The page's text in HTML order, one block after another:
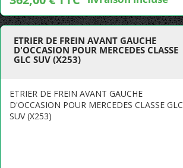
ETRIER DE FREIN AVANT GAUCHE
D'OCCASION POUR MERCEDES CLASSE
GLC SUV (X253)
ETRIER DE FREIN AVANT GAUCHE
D'OCCASION POUR MERCEDES CLASSE GLC
SUV (X253)